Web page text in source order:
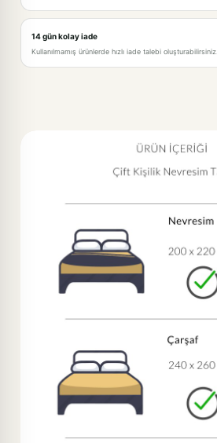
14 gün kolay iade
Kullanılmamış ürünlerde hızlı iade talebi oluşturabilirsiniz.